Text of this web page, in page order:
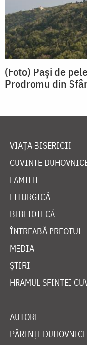
(Foto) Pași de
Prodromu din
VIAȚA BISERICII
CUVINTE
FAMILIE
LITURGICĂ
BIBLIOTECĂ
ÎNTREABĂ PREOTUL
MEDIA
ȘTIRI
HRAMUL SFINTEI
AUTORI
PĂRINȚI